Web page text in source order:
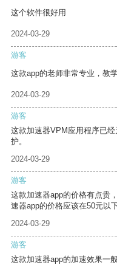
这个软件很好用
2024-03-29
游客
这款app的老师非常专业，教
2024-03-29
游客
这款加速器VPM应用程序已
护。
2024-03-29
游客
这款加速器app的价格有点贵
速器app的价格应该在50元以
2024-03-29
游客
这款加速器app的加速效果一